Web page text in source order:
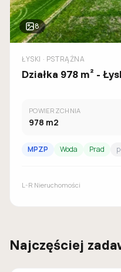
8
ŁYSKI · PSTRĄŻNA
Działka 978 m² -
POWIERZCHNIA
978 m2
MPZP Woda Prad
L-R Nieruchomości
Najczęściej